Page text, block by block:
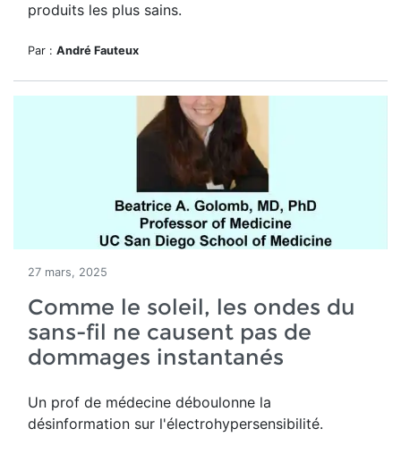
produits les plus sains.
Par : André Fauteux
27 mars, 2025
Comme le soleil, les ondes du
sans-fil ne causent pas de
dommages instantanés
Un prof de médecine déboulonne la
désinformation sur l'électrohypersensibilité.